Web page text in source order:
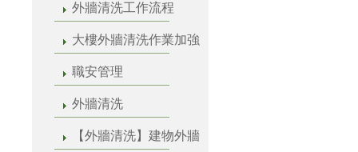
外牆清洗工作流程
大樓外牆清洗作業加強
職安管理
外牆清洗
【外牆清洗】建物外牆